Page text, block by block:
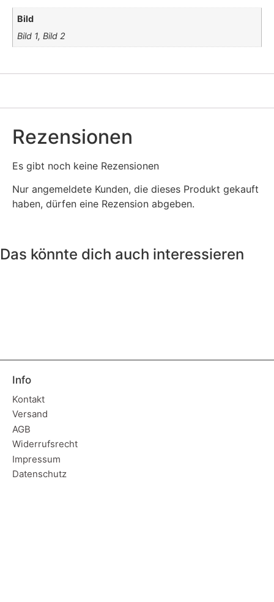
Bild
Bild 1, Bild 2
Rezensionen
Es gibt noch keine Rezensionen
Nur angemeldete Kunden, die dieses Produkt gekauft
haben, dürfen eine Rezension abgeben.
Das könnte dich auch interessieren
Info
Kontakt
Versand
AGB
Widerrufsrecht
Impressum
Datenschutz